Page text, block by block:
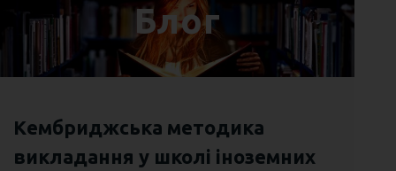
Блог
Кембриджська методика
викладання у школі іноземних